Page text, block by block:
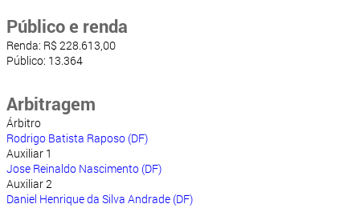
Público e renda
Renda: R$ 228.613,00
Público: 13.364
Arbitragem
Árbitro
Rodrigo Batista Raposo (DF)
Auxiliar 1
Jose Reinaldo Nascimento (DF)
Auxiliar 2
Daniel Henrique da Silva Andrade (DF)